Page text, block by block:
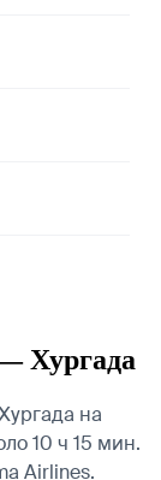
Хургада
на
10 ч 15 мин.
Airlines.